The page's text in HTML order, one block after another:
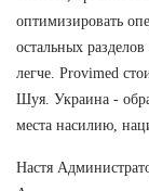
оптимизировать
остальных
легче. Provimed
Шуя. Украина -
места насилию,
Настя